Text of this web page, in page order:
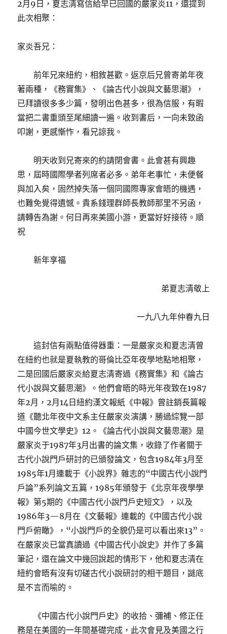
2月9日，夏志清寫信給早已回國的嚴家炎11，還提到
此次相聚：
家炎吾兄：
前年兄來紐約，相敘甚歡。返京后兄曾寄弟年夜
著兩種，《務實集》、《論古代小說與文藝思潮》，
已拜讀很多多少篇，發明出色甚多，很為信服，有暇
當把二書重頭至尾細讀一遍。收到書后，一向未致函
叩謝，更感慚怍，看兄諒我。
明天收到兄寄來的約請閉會書。此會甚有興趣
思，屆時國際學者列席者必多。弟年老事忙，未便餐
與加入矣，固然掉失落一個同國際專家會晤的機遇，
也難免覺得遺憾。貴系錢理群師長教師那里不另函，
請轉告為謝。何日再來美國小游，更當好好接待。順
祝
新年享福
弟夏志清敬上
一九八九年仲春九日
這封信有兩點值得器重：一是嚴家炎和夏志清曾
在紐約也就是夏執教的哥倫比亞年夜學地點地相聚，
二是回國后嚴家炎給夏志清寄過《務實集》和《論古
代小說與文藝思潮》。他們會晤的時光年夜致在1987
年2月，2月14日紐約漢文報紙《中報》曾註銷長篇報
道《聽北年夜中文系主任嚴家炎演講，勝過綜覽一部
中國今世文學史》12。《論古代小說與文藝思潮》是
嚴家炎于1987年3月出書的論文集，收錄了作者關于
古代小說門戶研討的已頒發論文，包含1984年3月至
1985年1月連載于《小說界》雜志的“中國古代小說門
戶論”系列論文五篇，1985年頒發于《北京年夜學學
報》第5期的《中國古代小說門戶史短文》，以及
1986年3—8月在《文藝報》連載的《中國古代小說
門戶俯瞰》，“小說門戶的全貌仍是可以看出來13”。
在嚴家炎已當真讀過《中國古代小說史》并作了多篇
筆記，還在論文中幾回說起的情形下，他和夏志清在
紐約會晤有沒有切磋古代小說研討的相干題目，謎底
是不言而喻的。
《中國古代小說門戶史》的收拾、彌補、修正任
務是在美國的一年間基礎完成，此次會見及美國之行